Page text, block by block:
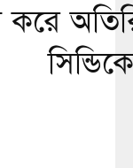
করে